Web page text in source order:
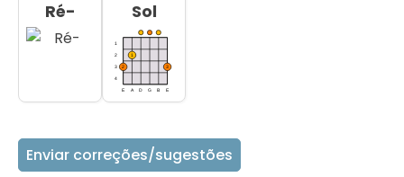
Ré- Sol
Enviar correções/sugestões